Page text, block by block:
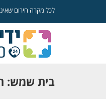
לכל מקרה חירום שאינו
בית שמש: